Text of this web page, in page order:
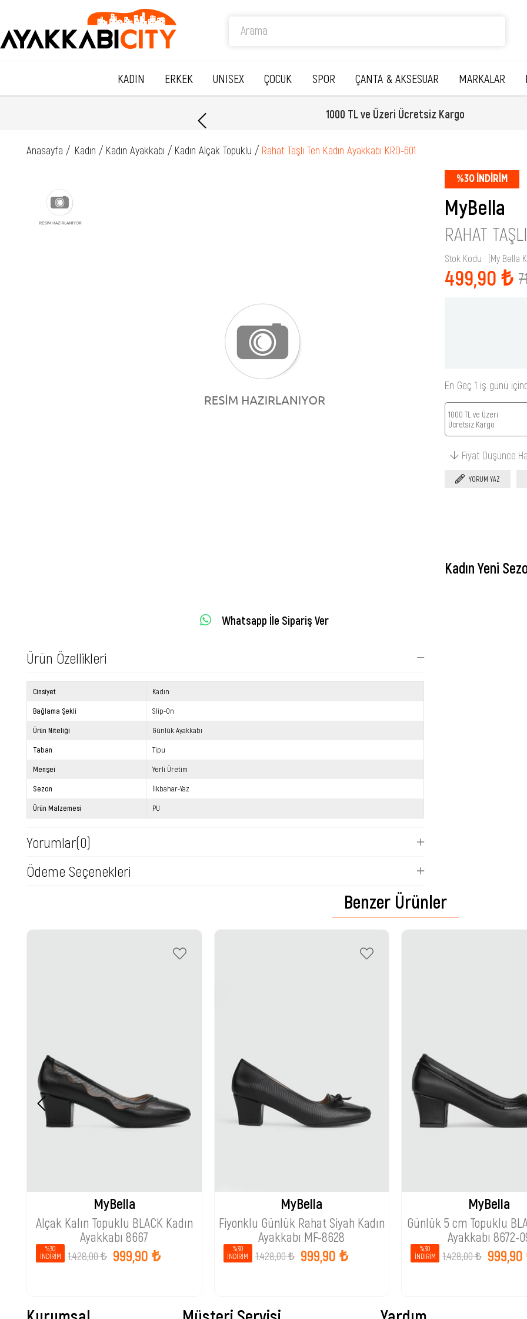
KADIN ERKEK UNISEX ÇOCUK SPOR ÇANTA & AKSESUAR MARKALAR
1000 TL ve Üzeri Ücretsiz Kargo
Anasayfa Kadın Kadın Ayakkabı Kadın Alçak Topuklu Rahat Taşlı Ten Kadın Ayakkabı KRD-601
Whatsapp İle Sipariş Ver
Ürün Özellikleri
Cinsiyet Kadın
Bağlama Şekli Slip-On
Ürün Niteliği Günlük Ayakkabı
Taban Tipu
Menşei Yerli Üretim
Sezon İlkbahar-Yaz
Ürün Malzemesi PU
Yorumlar(0)
Ödeme Seçenekleri
%30 İNDIRIM
MyBella
RAHAT
Stok Kodu (My Bella
499,90 ₺
En Geç 1 iş günü
1000 TL ve Üzeri
Ücretsiz Kargo
Fiyat Düşünce
YORUM YAZ
Kadın Yeni
Benzer Ürünler
MyBella
Alçak Kalın Topuklu BLACK Kadın
Ayakkabı 8667
999,90 ₺
1.428,00 ₺
%30
İNDIRIM
MyBella
Fiyonklu Günlük Rahat Siyah Kadın
Ayakkabı MF-8628
999,90 ₺
1.428,00 ₺
%30
İNDIRIM
MyBella
Günlük 5 cm Topuklu
Ayakkabı 8672-
1.428,00 ₺
%30
İNDIRIM